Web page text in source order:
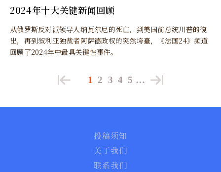
2024年十大关键新闻回顾
从俄罗斯反对派领导人纳瓦尔尼的死亡，到美国前总统川普的復
出，再到叙利亚独裁者阿萨德政权的突然垮臺，《法国24》频道
回顾了2024年中最具关键性事件。
1 2 3 4 5 …
投稿须知
关于我们
联系我们